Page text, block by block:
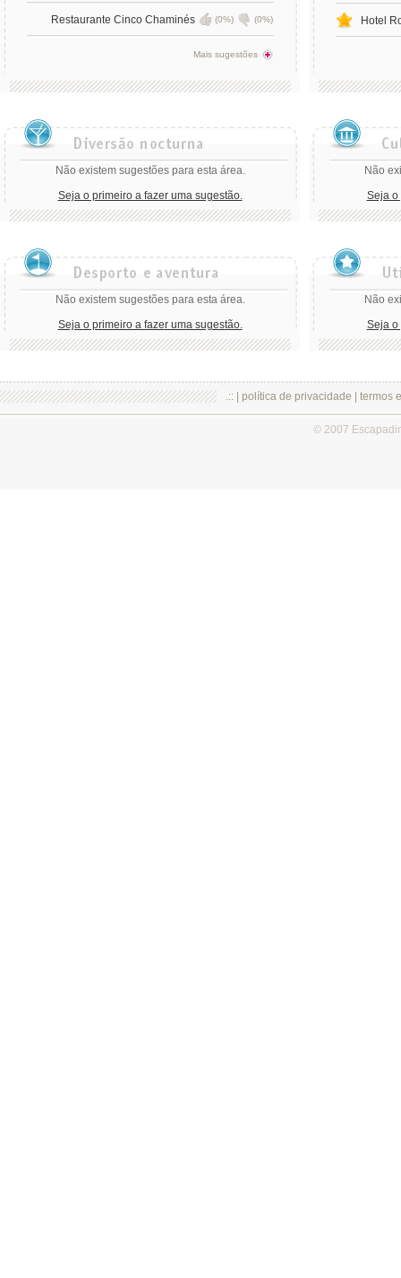
Restaurante Cinco Chaminés (0%) (0%)
Mais sugestões
Hotel
Não existem sugestões para esta área.
Seja o primeiro a fazer uma sugestão.
Não
Seja o
Não existem sugestões para esta área.
Seja o primeiro a fazer uma sugestão.
Não
Seja o
.:: | política de privacidade termos
© 2007